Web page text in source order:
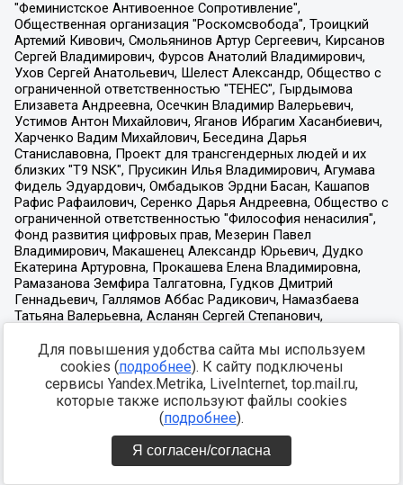
Для повышения удобства сайта мы используем
cookies (подробнее). К сайту подключены
сервисы Yandex.Metrika, LiveInternet, top.mail.ru,
которые также используют файлы cookies
(подробнее).
Я согласен/согласна